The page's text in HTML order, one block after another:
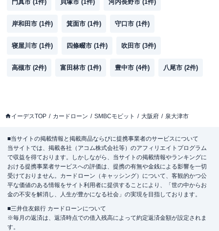
門真市 (1件) 貝塚市 (1件) 河内長野市 (1件)
岸和田市 (1件) 箕面市 (1件) 守口市 (1件)
寝屋川市 (1件) 四條畷市 (1件) 吹田市 (3件)
高槻市 (2件) 富田林市 (1件) 豊中市 (4件) 八尾市 (2件)
イーデスTOP カードローン SMBCモビット 大阪府 泉大津市
■当サイトの掲載情報と掲載商品ならびに提携事業者のサービスについて
当サイトでは、掲載各社（アコム株式会社等）のアフィリエイトプログラム
で収益を得ております。しかしながら、当サイトの掲載情報やランキングに
おける提携事業者サービスへの評価は、提携の有無や金銭による影響を一切
受けておりません。カードローン（キャッシング）について、客観的かつ公
平な価値のある情報をサイト利用者に提供することにより、「世の中からお
金の不安を解消し、人生が豊かになる社会」の実現を目指しております。
■三井住友銀行 カードローンについて
※毎月の返済は、返済時点での借入残高によって約定返済金額が設定されま
す。